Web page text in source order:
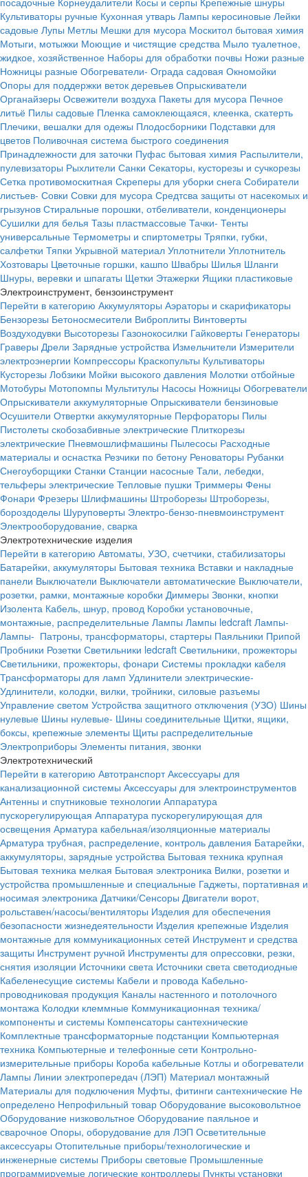
Культиваторы ручные Кухонная утварь Лампы керосиновые Лейки
садовые Лупы Метлы Мешки для мусора Москитол бытовая химия
Мотыги, мотыжки Моющие и чистящие средства Мыло туалетное,
жидкое, хозяйственное Наборы для обработки почвы Ножи разные
Ножницы разные Обогреватели- Ограда садовая Окномойки
Опоры для поддержки веток деревьев Опрыскиватели
Органайзеры Освежители воздуха Пакеты для мусора Печное
литьё Пилы садовые Пленка самоклеющаяся, клеенка, скатерть
Плечики, вешалки для одежы Плодосборники Подставки для
цветов Поливочная система быстрого соединения
Принадлежности для заточки Пуфас бытовая химия Распылители,
пулевизаторы Рыхлители Санки Секаторы, кусторезы и сучкорезы
Сетка противомоскитная Скреперы для уборки снега Собиратели
листьев- Совки Совки для мусора Средтсва защиты от насекомых и
грызунов Стиральные порошки, отбеливатели, конденционеры
Сушилки для белья Тазы пластмассовые Тачки- Тенты
универсальные Термометры и спиртометры Тряпки, губки,
салфетки Тяпки Укрывной материал Уплотнители Уплотнитель
Хозтовары Цветочные горшки, кашпо Швабры Шилья Шланги
Шнуры, веревки и шпагаты Щетки Этажерки Ящики пластиковые
Электроинструмент, бензоинструмент
Перейти в категорию Аккумуляторы Аэраторы и скарификаторы
Бензорезы Бетоносмесители Виброплиты Винтоверты
Воздуходувки Высоторезы Газонокосилки Гайковерты Генераторы
Граверы Дрели Зарядные устройства Измельчители Измерители
электроэнергии Компрессоры Краскопульты Культиваторы
Кусторезы Лобзики Мойки высокого давления Молотки отбойные
Мотобуры Мотопомпы Мультитулы Насосы Ножницы Обогреватели
Опрыскиватели аккумуляторные Опрыскиватели бензиновые
Осушители Отвертки аккумуляторные Перфораторы Пилы
Пистолеты скобозабивные электрические Плиткорезы
электрические Пневмошлифмашины Пылесосы Расходные
материалы и оснастка Резчики по бетону Реноваторы Рубанки
Снегоуборщики Станки Станции насосные Тали, лебедки,
тельферы электрические Тепловые пушки Триммеры Фены
Фонари Фрезеры Шлифмашины Штроборезы Штроборезы,
бороздоделы Шуруповерты Электро-бензо-пневмоинструмент
Электрооборудование, сварка
Электротехнические изделия
Перейти в категорию Автоматы, УЗО, счетчики, стабилизаторы
Батарейки, аккумуляторы Бытовая техника Вставки и накладные
панели Выключатели Выключатели автоматические Выключатели,
розетки, рамки, монтажные коробки Диммеры Звонки, кнопки
Изолента Кабель, шнур, провод Коробки установочные,
монтажные, распределительные Лампы Лампы ledcraft Лампы-
Лампы- Патроны, трансформаторы, стартеры Паяльники Припой
Пробники Розетки Светильники ledcraft Светильники, прожекторы
Светильники, прожекторы, фонари Системы прокладки кабеля
Трансформаторы для ламп Удлинители электрические-
Удлинители, колодки, вилки, тройники, силовые разъемы
Управление светом Устройства защитного отключения (УЗО) Шины
нулевые Шины нулевые- Шины соединительные Щитки, ящики,
боксы, крепежные элементы Щиты распределительные
Электроприборы Элементы питания, звонки
Электротехнический
Перейти в категорию Автотранспорт Аксессуары для
канализационной системы Аксессуары для электроинструментов
Антенны и спутниковые технологии Аппаратура
пускорегулирующая Аппаратура пускорегулирующая для
освещения Арматура кабельная/изоляционные материалы
Арматура трубная, распределение, контроль давления Батарейки,
аккумуляторы, зарядные устройства Бытовая техника крупная
Бытовая техника мелкая Бытовая электроника Вилки, розетки и
устройства промышленные и специальные Гаджеты, портативная и
носимая электроника Датчики/Сенсоры Двигатели ворот,
рольставен/насосы/вентиляторы Изделия для обеспечения
безопасности жизнедеятельности Изделия крепежные Изделия
монтажные для коммуникационных сетей Инструмент и средства
защиты Инструмент ручной Инструменты для опрессовки, резки,
снятия изоляции Источники света Источники света светодиодные
Кабеленесущие системы Кабели и провода Кабельно-
проводниковая продукция Каналы настенного и потолочного
монтажа Колодки клеммные Коммуникационная техника/
компоненты и системы Компенсаторы сантехнические
Комплектные трансформаторные подстанции Компьютерная
техника Компьютерные и телефонные сети Контрольно-
измерительные приборы Короба кабельные Котлы и обогреватели
Лампы Линии электропередач (ЛЭП) Материал монтажный
Материалы для подключения Муфты, фитинги сантехнические Не
определено Непрофильный товар Оборудование высоковольтное
Оборудование низковольтное Оборудование паяльное и
сварочное Опоры, оборудование для ЛЭП Осветительные
аксессуары Отопительные приборы/технологические и
инженерные системы Приборы световые Промышленные
программируемые логические контроллеры Пункты установки